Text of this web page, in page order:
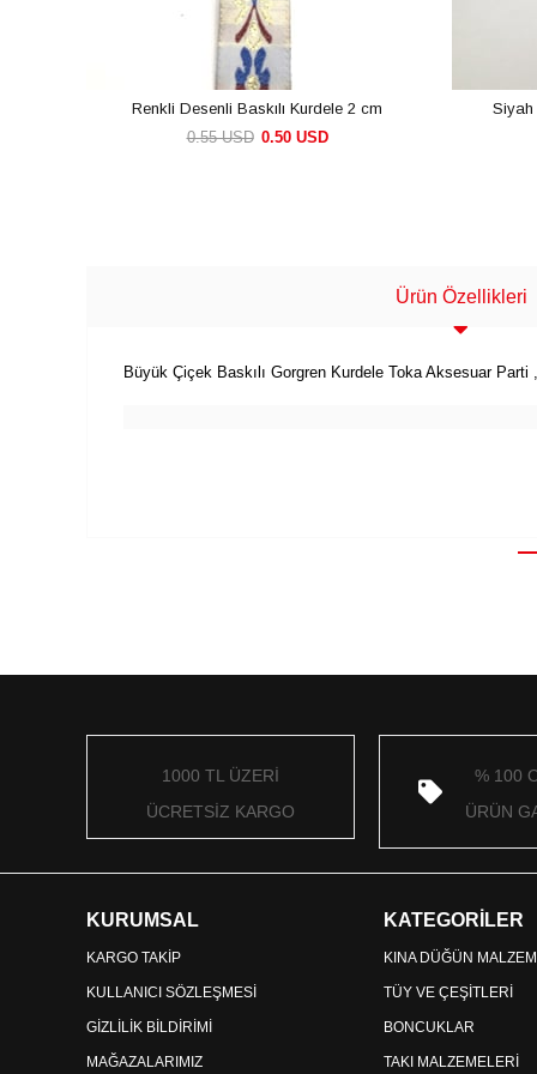
Renkli Desenli Baskılı Kurdele 2 cm
0.50 USD
0.55 USD
Siyah
Ürün Özellikleri
Büyük Çiçek Baskılı Gorgren Kurdele Toka Aksesuar
1000 TL ÜZERİ
ÜCRETSİZ KARGO
% 100
ÜRÜN
KURUMSAL
KARGO TAKİP
KULLANICI SÖZLEŞMESİ
GİZLİLİK BİLDİRİMİ
MAĞAZALARIMIZ
KATEGORİLER
KINA DÜĞÜN
TÜY VE ÇEŞİTLERİ
BONCUKLAR
TAKI MALZEMELERİ